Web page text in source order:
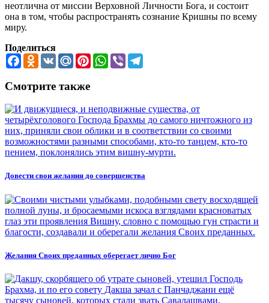
неотлична от миссии Верховной Личности Бога, и состоит
она в том, чтобы распространять сознание Кришны по всему
миру.
Поделиться
FacebookOdnoklassniki
VK Mail.RuPinterestWhatsApp
Viber
Смотрите также
Довести свои желания до совершенства
Желания Своих преданных оберегает лично Бог